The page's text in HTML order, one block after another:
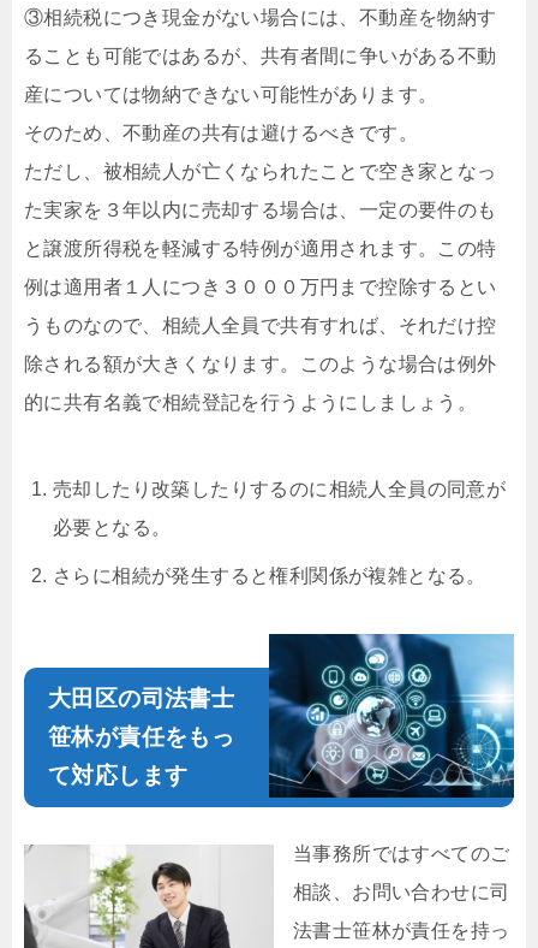
③相続税につき現金がない場合には、不動産を物納す
ることも可能ではあるが、共有者間に争いがある不動
産については物納できない可能性があります。
そのため、不動産の共有は避けるべきです。
ただし、被相続人が亡くなられたことで空き家となっ
た実家を３年以内に売却する場合は、一定の要件のも
と譲渡所得税を軽減する特例が適用されます。この特
例は適用者１人につき３０００万円まで控除するとい
うものなので、相続人全員で共有すれば、それだけ控
除される額が大きくなります。このような場合は例外
的に共有名義で相続登記を行うようにしましょう。
売却したり改築したりするのに相続人全員の同意が
必要となる。
さらに相続が発生すると権利関係が複雑となる。
大田区の司法書士
笹林が責任をもっ
て対応します
当事務所ではすべてのご
相談、お問い合わせに司
法書士笹林が責任を持っ